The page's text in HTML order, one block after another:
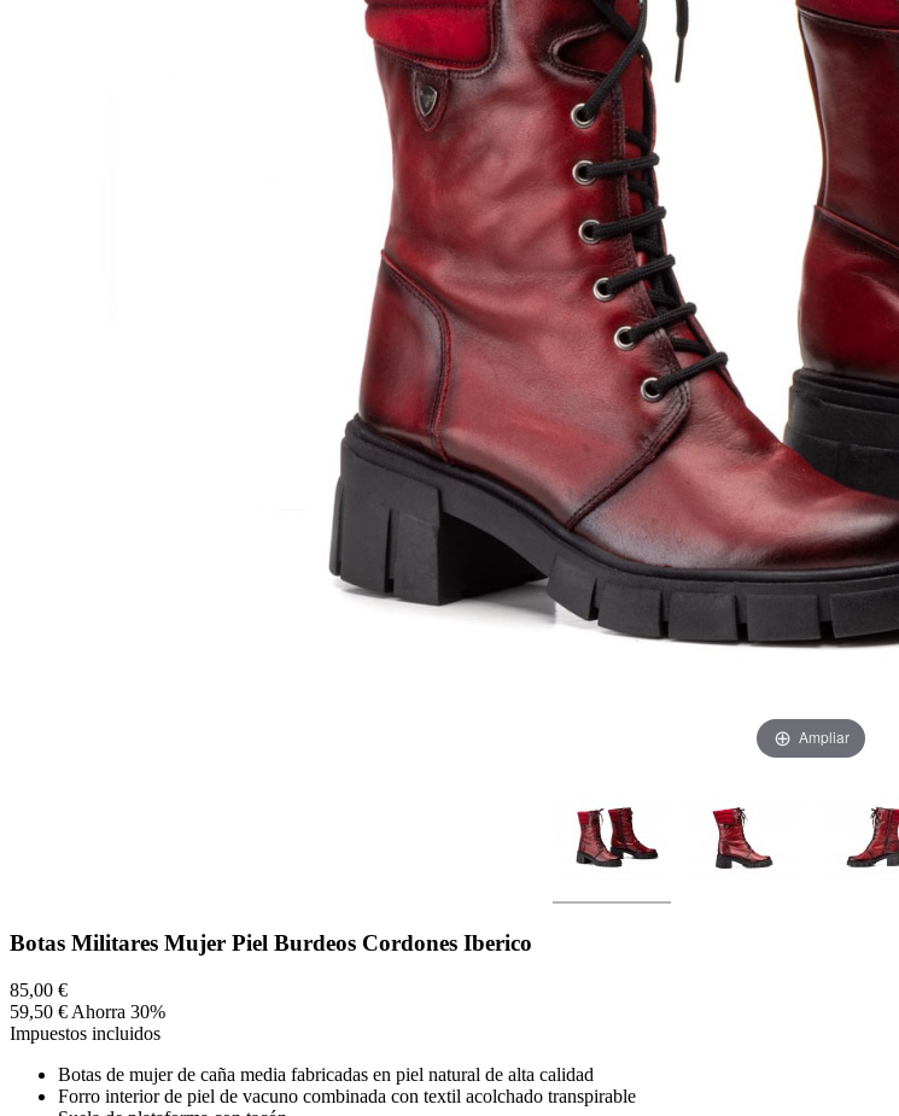
Ampliar
Botas Militares Mujer Piel Burdeos Cordones Iberico
85,00 €
59,50 € Ahorra 30%
Impuestos incluidos
Botas de mujer de caña media fabricadas en piel natural de alta calidad
Forro interior de piel de vacuno combinada con textil acolchado transpirable